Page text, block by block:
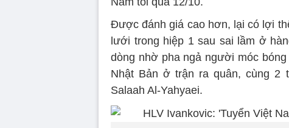
Được đánh giá cao hơn, lại có lợi
lưới trong hiệp 1 sau sai lầm ở
dòng nhờ pha ngả người móc
Nhật Bản ở trận ra quân, cùng 2
Salaah Al-Yahyaei.